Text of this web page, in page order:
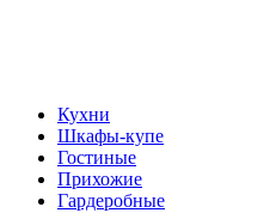
Кухни
Шкафы-купе
Гостиные
Прихожие
Гардеробные